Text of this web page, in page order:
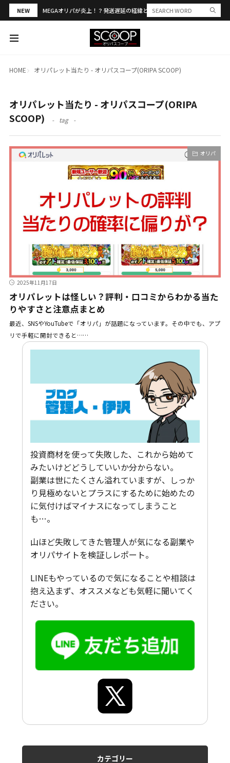
NEW MEGAオリパが炎上！？発送遅延の経緯と評判・当選報告を解説
HOME オリパレット当たり - オリパスコープ(ORIPA SCOOP)
オリパレット当たり - オリパスコープ(ORIPA
SCOOP)
tag
オリパ
2025年11月17日
オリパレットは怪しい？評判・口コミからわかる当た
りやすさと注意点まとめ
最近、SNSやYouTubeで「オリパ」が話題になっています。その中でも、アプ
リで手軽に開封できると……
投資商材を使って失敗した、これから始めて
みたいけどどうしていいか分からない。
副業は世にたくさん溢れていますが、しっか
り見極めないとプラスにするために始めたの
に気付けばマイナスになってしまうこと
も…。
山ほど失敗してきた管理人が気になる副業や
オリパサイトを検証しレポート。
LINEもやっているので気になることや相談は
抱え込まず、オススメなども気軽に聞いてく
ださい。
カテゴリー